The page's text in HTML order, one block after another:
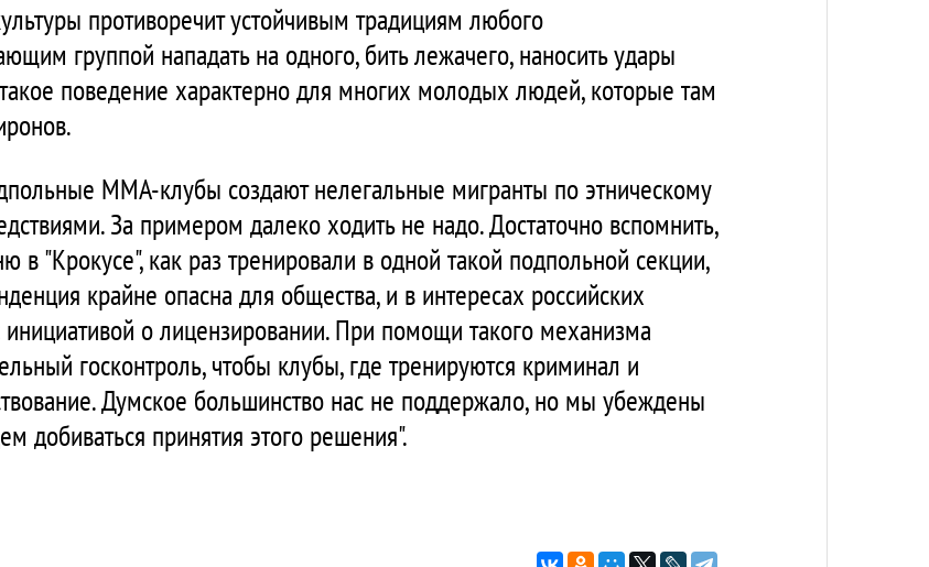
противоречит устойчивым традициям любого
группой нападать на одного, бить лежачего, наносить удары
поведение характерно для многих молодых людей, которые там
ММА-клубы создают нелегальные мигранты по этническому
За примером далеко ходить не надо. Достаточно вспомнить,
в "Крокусе", как раз тренировали в одной такой подпольной секции,
крайне опасна для общества, и в интересах российских
о лицензировании. При помощи такого механизма
госконтроль, чтобы клубы, где тренируются криминал и
Думское большинство нас не поддержало, но мы убеждены
добиваться принятия этого решения".